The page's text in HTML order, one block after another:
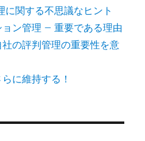
関する不思議なヒント
ン管理 – 重要である理由
の評判管理の重要性を意
に維持する！